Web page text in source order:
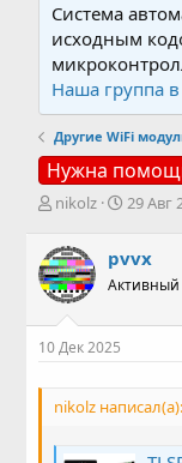
Система
исходным
Наша группа
Другие WiFi
Нужна
А
т
о
р
т
е
м
nikolz
Д
а
н
ч
29 Авг
pvvx
Активный
10 Дек 2025
nikolz написал(а):